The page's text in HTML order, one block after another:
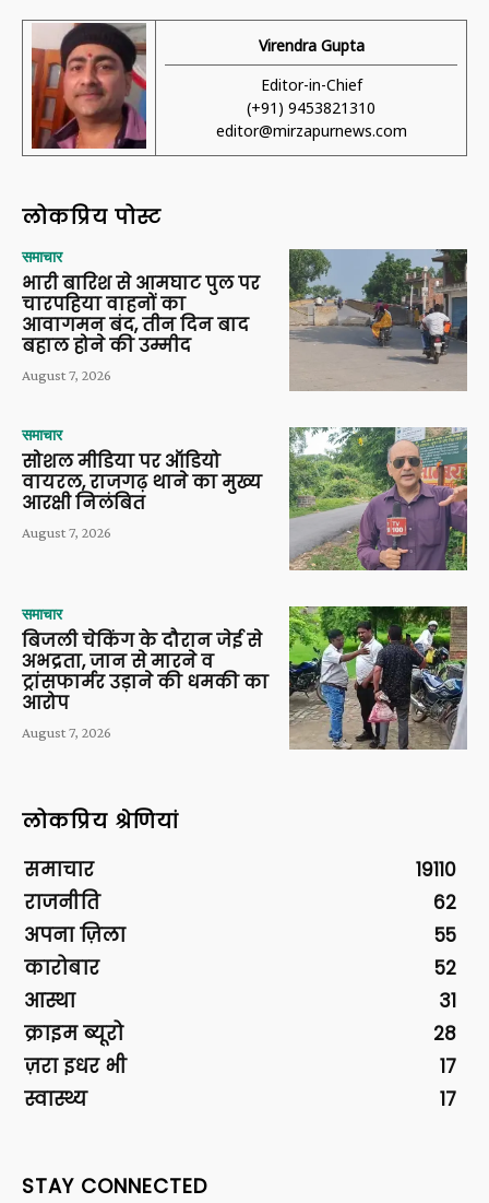
Virendra Gupta
Editor-in-Chief
(+91) 9453821310
editor@mirzapurnews.com
लोकप्रिय पोस्ट
समाचार
भारी बारिश से आमघाट पुल पर
चारपहिया वाहनों का
आवागमन बंद, तीन दिन बाद
बहाल होने की उम्मीद
August 7, 2026
समाचार
सोशल मीडिया पर ऑडियो
वायरल, राजगढ़ थाने का मुख्य
आरक्षी निलंबित
August 7, 2026
समाचार
बिजली चेकिंग के दौरान जेई से
अभद्रता, जान से मारने व
ट्रांसफार्मर उड़ाने की धमकी का
आरोप
August 7, 2026
लोकप्रिय श्रेणियां
समाचार
19110
राजनीति
62
अपना ज़िला
55
कारोबार
52
आस्था
31
क्राइम ब्यूरो
28
ज़रा इधर भी
17
स्वास्थ्य
17
STAY CONNECTED